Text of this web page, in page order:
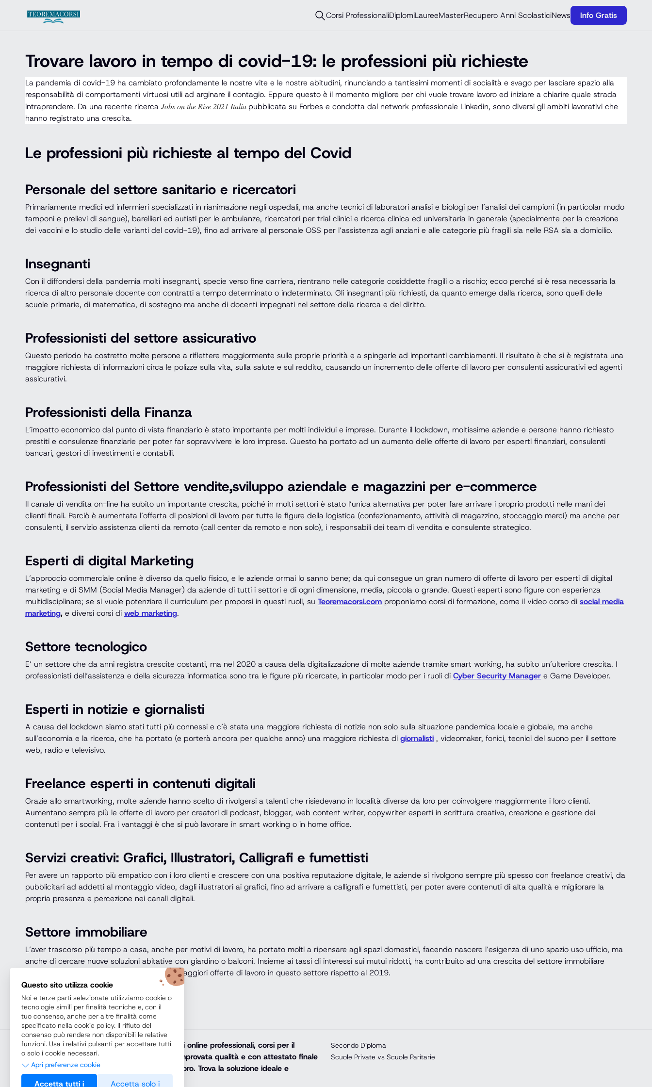
Corsi ProfessionaliDiplomiLaureeMasterRecupero Anni ScolasticiNews Info Gratis
Trovare lavoro in tempo di covid-19: le professioni più richieste
La pandemia di covid-19 ha cambiato profondamente le nostre vite e le nostre abitudini, rinunciando a tantissimi momenti di socialità e svago per lasciare spazio alla
responsabilità di comportamenti virtuosi utili ad arginare il contagio. Eppure questo è il momento migliore per chi vuole trovare lavoro ed iniziare a chiarire quale strada
intraprendere. Da una recente ricerca Jobs on the Rise 2021 Italia pubblicata su Forbes e condotta dal network professionale Linkedin, sono diversi gli ambiti lavorativi che
hanno registrato una crescita.
Le professioni più richieste al tempo del Covid
Personale del settore sanitario e ricercatori
Primariamente medici ed infermieri specializzati in rianimazione negli ospedali, ma anche tecnici di laboratori analisi e biologi per l’analisi dei campioni (in particolar modo
tamponi e prelievi di sangue), barellieri ed autisti per le ambulanze, ricercatori per trial clinici e ricerca clinica ed universitaria in generale (specialmente per la creazione
dei vaccini e lo studio delle varianti del covid-19), fino ad arrivare al personale OSS per l’assistenza agli anziani e alle categorie più fragili sia nelle RSA sia a domicilio.
Insegnanti
Con il diffondersi della pandemia molti insegnanti, specie verso fine carriera, rientrano nelle categorie cosiddette fragili o a rischio; ecco perché si è resa necessaria la
ricerca di altro personale docente con contratti a tempo determinato o indeterminato. Gli insegnanti più richiesti, da quanto emerge dalla ricerca, sono quelli delle
scuole primarie, di matematica, di sostegno ma anche di docenti impegnati nel settore della ricerca e del diritto.
Professionisti del settore assicurativo
Questo periodo ha costretto molte persone a riflettere maggiormente sulle proprie priorità e a spingerle ad importanti cambiamenti. Il risultato è che si è registrata una
maggiore richiesta di informazioni circa le polizze sulla vita, sulla salute e sul reddito, causando un incremento delle offerte di lavoro per consulenti assicurativi ed agenti
assicurativi.
Professionisti della Finanza
L’impatto economico dal punto di vista finanziario è stato importante per molti individui e imprese. Durante il lockdown, moltissime aziende e persone hanno richiesto
prestiti e consulenze finanziarie per poter far sopravvivere le loro imprese. Questo ha portato ad un aumento delle offerte di lavoro per esperti finanziari, consulenti
bancari, gestori di investimenti e contabili.
Professionisti del Settore vendite,sviluppo aziendale e magazzini per e-commerce
Il canale di vendita on-line ha subito un importante crescita, poiché in molti settori è stato l’unica alternativa per poter fare arrivare i proprio prodotti nelle mani dei
clienti finali. Perciò è aumentata l’offerta di posizioni di lavoro per tutte le figure della logistica (confezionamento, attività di magazzino, stoccaggio merci) ma anche per
consulenti, il servizio assistenza clienti da remoto (call center da remoto e non solo), i responsabili dei team di vendita e consulente strategico.
Esperti di digital Marketing
L’approccio commerciale online è diverso da quello fisico, e le aziende ormai lo sanno bene; da qui consegue un gran numero di offerte di lavoro per esperti di digital
marketing e di SMM (Social Media Manager) da aziende di tutti i settori e di ogni dimensione, media, piccola o grande. Questi esperti sono figure con esperienza
multidisciplinare; se si vuole potenziare il curriculum per proporsi in questi ruoli, su Teoremacorsi.com proponiamo corsi di formazione, come il video corso di social media
marketing, e diversi corsi di web marketing.
Settore tecnologico
E’ un settore che da anni registra crescite costanti, ma nel 2020 a causa della digitalizzazione di molte aziende tramite smart working, ha subito un’ulteriore crescita. I
professionisti dell’assistenza e della sicurezza informatica sono tra le figure più ricercate, in particolar modo per i ruoli di Cyber Security Manager e Game Developer.
Esperti in notizie e giornalisti
A causa del lockdown siamo stati tutti più connessi e c’è stata una maggiore richiesta di notizie non solo sulla situazione pandemica locale e globale, ma anche
sull’economia e la ricerca, che ha portato (e porterà ancora per qualche anno) una maggiore richiesta di giornalisti , videomaker, fonici, tecnici del suono per il settore
web, radio e televisivo.
Freelance esperti in contenuti digitali
Grazie allo smartworking, molte aziende hanno scelto di rivolgersi a talenti che risiedevano in località diverse da loro per coinvolgere maggiormente i loro clienti.
Aumentano sempre più le offerte di lavoro per creatori di podcast, blogger, web content writer, copywriter esperti in scrittura creativa, creazione e gestione dei
contenuti per i social. Fra i vantaggi è che si può lavorare in smart working o in home office.
Servizi creativi: Grafici, Illustratori, Calligrafi e fumettisti
Per avere un rapporto più empatico con i loro clienti e crescere con una positiva reputazione digitale, le aziende si rivolgono sempre più spesso con freelance creativi, da
pubblicitari ad addetti al montaggio video, dagli illustratori ai grafici, fino ad arrivare a calligrafi e fumettisti, per poter avere contenuti di alta qualità e migliorare la
propria presenza e percezione nei canali digitali.
Settore immobiliare
L’aver trascorso più tempo a casa, anche per motivi di lavoro, ha portato molti a ripensare agli spazi domestici, facendo nascere l’esigenza di uno spazio uso ufficio, ma
anche di cercare nuove soluzioni abitative con giardino o balconi. Insieme ai tassi di interessi sui mutui ridotti, ha contribuito ad una crescita del settore immobiliare
importante nel 2020, rendendo disponibili maggiori offerte di lavoro in questo settore rispetto al 2019.
Teoremacorsi.compromuove solamente corsi online professionali, corsi per il
diploma online, lauree e master online di comprovata qualità e con attestato finale
riconosciuto e spendibile sul mercato del lavoro. Trova la soluzione ideale e
arricchisci il tuo percorso di studi con noi.
Secondo Diploma
Scuole Private vs Scuole Paritarie
Questo sito utilizza cookie
Noi e terze parti selezionate utilizziamo cookie o
tecnologie simili per finalità tecniche e, con il
tuo consenso, anche per altre finalità come
specificato nella cookie policy. Il rifiuto del
consenso può rendere non disponibili le relative
funzioni. Usa i relativi pulsanti per accettare tutti
o solo i cookie necessari.
Apri preferenze cookie
Necessari
Accetta tutti i Accetta solo i